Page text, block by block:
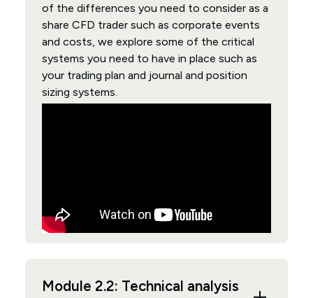
of the differences you need to consider as a
share CFD trader such as corporate events
and costs, we explore some of the critical
systems you need to have in place such as
your trading plan and journal and position
sizing systems.
Module 2.2: Technical analysis